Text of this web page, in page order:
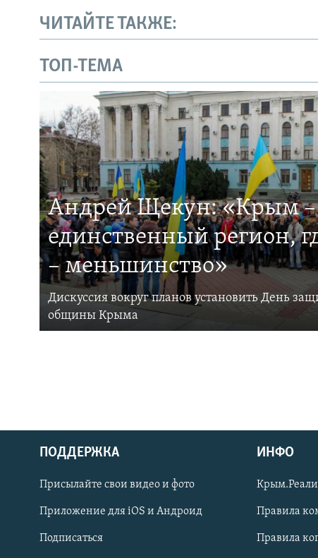
Українською
Qırımtatar
ПРИСОЕДИНЯЙТЕСЬ!
ЧИТАЙТЕ ТАКЖЕ:
ТОП-ТЕМА
Андрей Щекун: «Крым –
единственный регион,
– меньшинство»
Дискуссия вокруг планов установить День
общины Крыма
ПОДДЕРЖКА
Присылайте свои видео и фото
Приложение для iOS и Андроид
Подписаться
ИНФО
Правила
Правила